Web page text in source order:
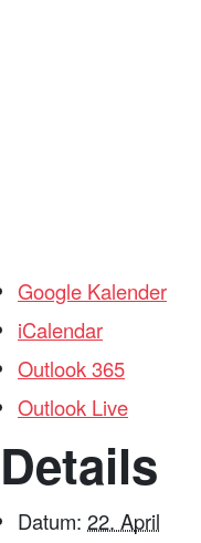
Google Kalender
iCalendar
Outlook 365
Outlook Live
Details
Datum: 22. April